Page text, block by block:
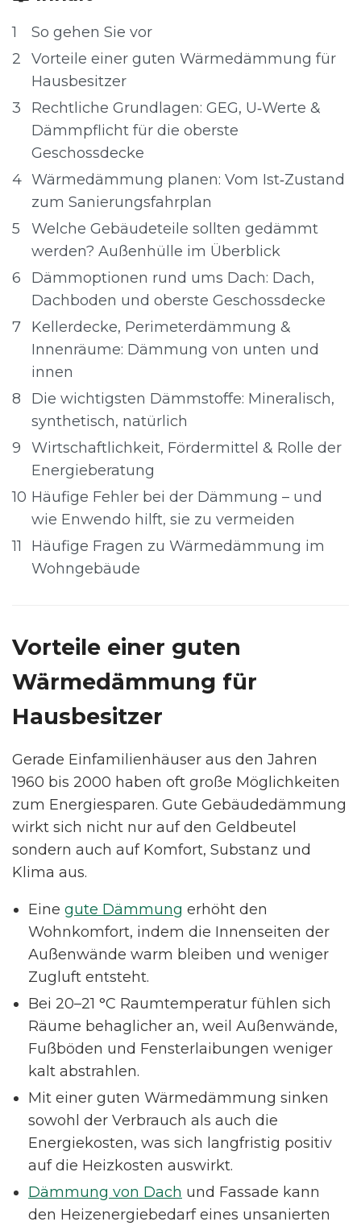
1
So gehen Sie vor
2
Vorteile einer guten Wärmedämmung für
Hausbesitzer
3
Rechtliche Grundlagen: GEG, U‑Werte &
Dämmpflicht für die oberste
Geschossdecke
4 Wärmedämmung planen: Vom Ist‑Zustand
zum Sanierungsfahrplan
5
Welche Gebäudeteile sollten gedämmt
werden? Außenhülle im Überblick
6
Dämmoptionen rund ums Dach: Dach,
Dachboden und oberste Geschossdecke
7
Kellerdecke, Perimeterdämmung &
Innenräume: Dämmung von unten und
innen
8
Die wichtigsten Dämmstoffe: Mineralisch,
synthetisch, natürlich
9
Wirtschaftlichkeit, Fördermittel & Rolle der
Energieberatung
10 Häufige Fehler bei der Dämmung – und
wie Enwendo hilft, sie zu vermeiden
11
Häufige Fragen zu Wärmedämmung im
Wohngebäude
Vorteile einer guten
Wärmedämmung für
Hausbesitzer
Gerade Einfamilienhäuser aus den Jahren
1960 bis 2000 haben oft große Möglichkeiten
zum Energiesparen. Gute Gebäudedämmung
wirkt sich nicht nur auf den Geldbeutel
sondern auch auf Komfort, Substanz und
Klima aus.
Eine gute Dämmung erhöht den
Wohnkomfort, indem die Innenseiten der
Außenwände warm bleiben und weniger
Zugluft entsteht.
Bei 20–21 °C Raumtemperatur fühlen sich
Räume behaglicher an, weil Außenwände,
Fußböden und Fensterlaibungen weniger
kalt abstrahlen.
Mit einer guten Wärmedämmung sinken
sowohl der Verbrauch als auch die
Energiekosten, was sich langfristig positiv
auf die Heizkosten auswirkt.
Dämmung von Dach und Fassade kann
den Heizenergiebedarf eines unsanierten